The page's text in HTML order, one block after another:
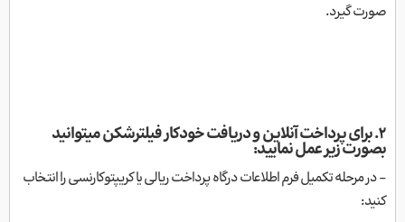
صورت گیرد.
۲. برای پرداخت آنلاین و دریافت خودکار فیلتر‌شکن میتوانید
بصورت زیر عمل نمایید:
- در مرحله تکمیل فرم اطلاعات درگاه پرداخت ریالی یا کریپتو‌کارنسی را انتخاب
کنید: